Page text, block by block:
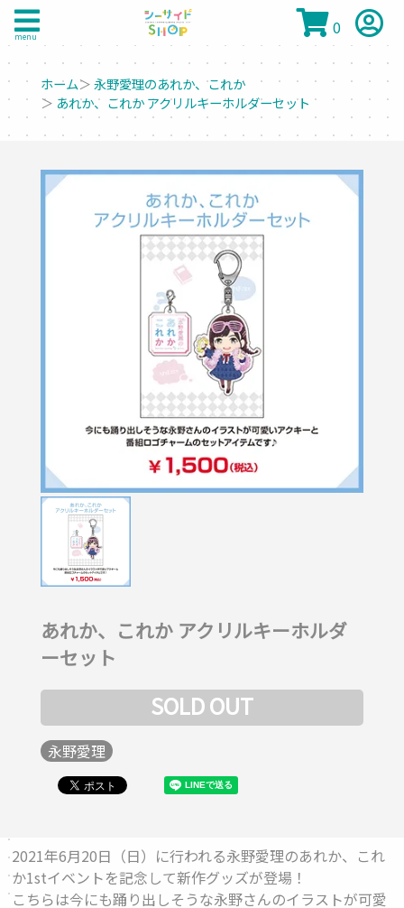
menu 0
ホーム＞永野愛理のあれか、これか
＞ あれか、これか アクリルキーホルダーセット
あれか、これか アクリルキーホルダ
ーセット
SOLD OUT
永野愛理
2021年6月20日（日）に行われる永野愛理のあれか、これ
か1stイベントを記念して新作グッズが登場！
こちらは今にも踊り出しそうな永野さんのイラストが可愛